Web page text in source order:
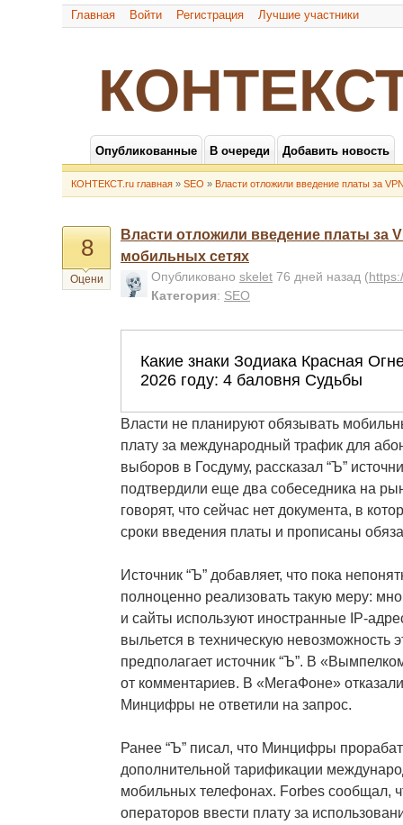
Главная Войти Регистрация Лучшие участники
Опубликованные В очереди Добавить новость
КОНТЕКСТ.ru главная » SEO » Власти отложили введение платы за
8
Оцени
Власти отложили введение платы за
мобильных сетях
Опубликовано skelet 76 дней назад (
Категория: SEO
Власти не планируют обязывать
плату за международный трафик для
выборов в Госдуму, рассказал “Ъ”
подтвердили еще два собеседника на
говорят, что сейчас нет документа, в
сроки введения платы и прописаны
Источник “Ъ” добавляет, что пока
полноценно реализовать такую меру:
и сайты используют иностранные IP-
выльется в техническую невозможность
предполагает источник “Ъ”. В
от комментариев. В «МегаФоне»
Минцифры не ответили на запрос.
Ранее “Ъ” писал, что Минцифры
дополнительной тарификации
мобильных телефонах. Forbes сообщал,
операторов ввести плату за